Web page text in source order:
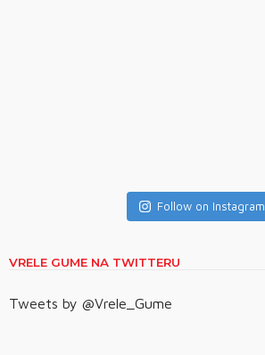
Follow on Instagram
VRELE GUME NA TWITTERU
Tweets by @Vrele_Gume